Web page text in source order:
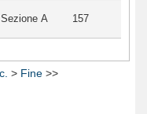
A 157
> Fine >>